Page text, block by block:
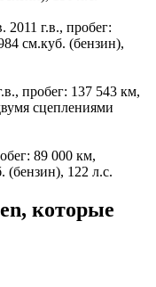
г.в., пробег:
см.куб. (бензин),
пробег: 137 543 км,
сцеплениями
89 000 км,
122 л.с.
которые